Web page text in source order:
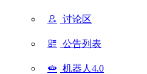
讨论区
公告列表
机器人4.0